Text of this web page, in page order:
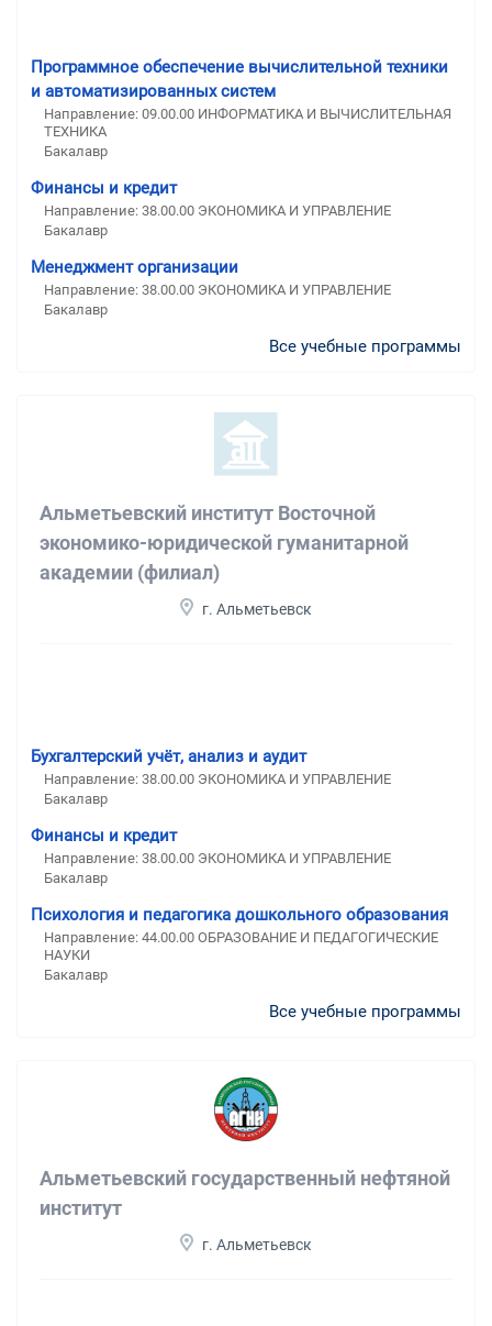
Программное обеспечение вычислительной техники
и автоматизированных систем
Направление: 09.00.00 ИНФОРМАТИКА И ВЫЧИСЛИТЕЛЬНАЯ
ТЕХНИКА
Бакалавр
Финансы и кредит
Направление: 38.00.00 ЭКОНОМИКА И УПРАВЛЕНИЕ
Бакалавр
Менеджмент организации
Направление: 38.00.00 ЭКОНОМИКА И УПРАВЛЕНИЕ
Бакалавр
Все учебные программы
Альметьевский институт Восточной
экономико-юридической гуманитарной
академии (филиал)
г. Альметьевск
Бухгалтерский учёт, анализ и аудит
Направление: 38.00.00 ЭКОНОМИКА И УПРАВЛЕНИЕ
Бакалавр
Финансы и кредит
Направление: 38.00.00 ЭКОНОМИКА И УПРАВЛЕНИЕ
Бакалавр
Психология и педагогика дошкольного образования
Направление: 44.00.00 ОБРАЗОВАНИЕ И ПЕДАГОГИЧЕСКИЕ
НАУКИ
Бакалавр
Все учебные программы
Альметьевский государственный нефтяной
институт
г. Альметьевск